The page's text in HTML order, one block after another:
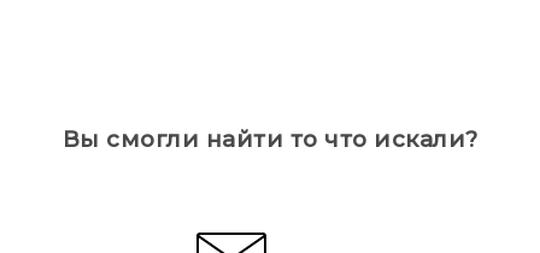
Вы смогли найти то что искали?